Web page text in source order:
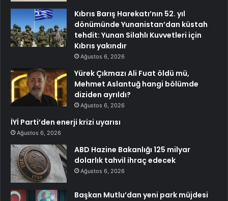
Kıbrıs Barış Harekatı’nın 52. yıl
dönümünde Yunanistan’dan küstah
tehdit: Yunan Silahlı Kuvvetleri için
Kıbrıs yakındır
Ağustos 6, 2026
Yürek Çıkmazı Ali Fuat öldü mü,
Mehmet Aslantuğ hangi bölümde
diziden ayrıldı?
Ağustos 6, 2026
İYİ Parti’den enerji krizi uyarısı
Ağustos 6, 2026
ABD Hazine Bakanlığı 125 milyar
dolarlık tahvil ihraç edecek
Ağustos 6, 2026
Başkan Mutlu’dan yeni park müjdesi